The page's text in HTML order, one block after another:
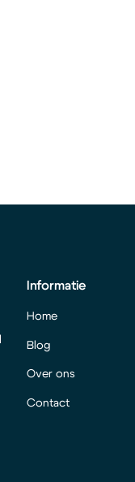
Informatie
Home
Blog
Over ons
Contact